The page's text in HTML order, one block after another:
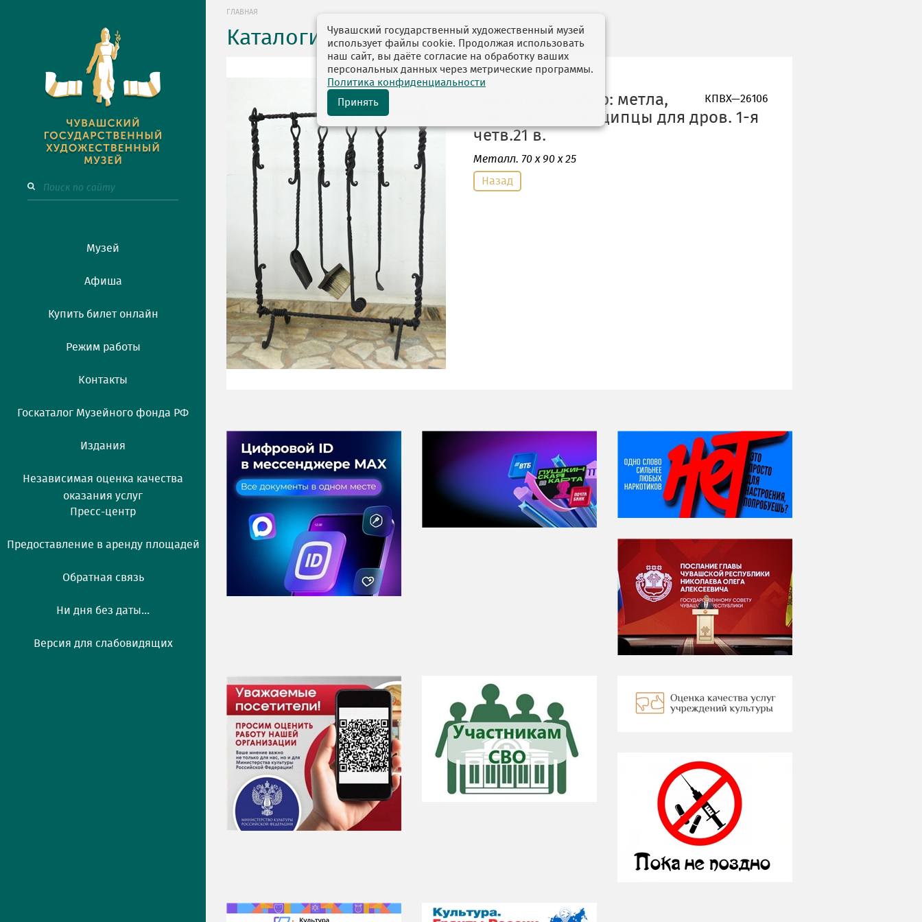
Музей
Афиша
Купить билет онлайн
Режим работы
Контакты
Госкаталог Музейного фонда РФ
Издания
Независимая оценка качества
оказания услуг
Пресс-центр
Предоставление в аренду площадей
Обратная связь
Ни дня без даты...
Версия для слабовидящих
ГЛАВНАЯ
Каталоги выставок
КПВХ—26106
Каминный набор: метла,
кочерга, совок, щипцы для дров. 1-я
четв.21 в.
Металл. 70 х 90 х 25
Назад
НИ ДНЯ БЕЗ ДАТЫ...
08 августа
ВСЕМИРНЫЙ ДЕНЬ
КОШЕК
Чувашский государственный художественный музей
использует файлы cookie. Продолжая использовать
наш сайт, вы даёте согласие на обработку ваших
персональных данных через метрические программы.
Политика конфиденциальности
Принять